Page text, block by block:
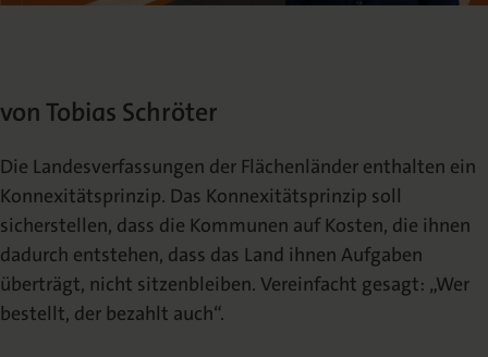
Karriere
Ihre Einstiegsmöglichkeiten
Termine
Nomos für Sie vor Ort
Geisteswissenschaften
Inlibra
Die digitale Bibliothek
Mediadaten
Werben in Fachzeitschriften
Kataloge
Aktuelle Prospekte zum Download
von Tobias Schröter
Die Landesverfassungen der Flächenländer enthalten ein
Konnexitätsprinzip. Das Konnexitätsprinzip soll
sicherstellen, dass die Kommunen auf Kosten, die ihnen
dadurch entstehen, dass das Land ihnen Aufgaben
überträgt, nicht sitzenbleiben. Vereinfacht gesagt: „Wer
bestellt, der bezahlt auch“.